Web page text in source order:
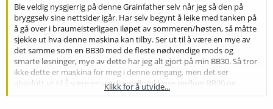
Ble veldig nysgjerrig på denne Grainfather selv når jeg så den på
bryggselv sine nettsider igår. Har selv begynt å leike med tanken på
å gå over i braumeisterligaen iløpet av sommeren/høsten, så måtte
sjekke ut hva denne maskina kan tilby. Ser ut til å være en mye av
det samme som en BB30 med de fleste nødvendige mods og
smarte løsninger, mye av dette har jeg alt gjort på min BB30. Så tror
ikke dette er maskina for meg i denne omgang, men det ser
absolutt ut til å være en verdig mellomklasse mellom BB30 og
Klikk for å utvide...